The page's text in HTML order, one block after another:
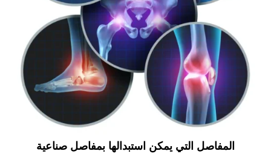
المفاصل التي يمكن استبدالها بمفاصل صناعية